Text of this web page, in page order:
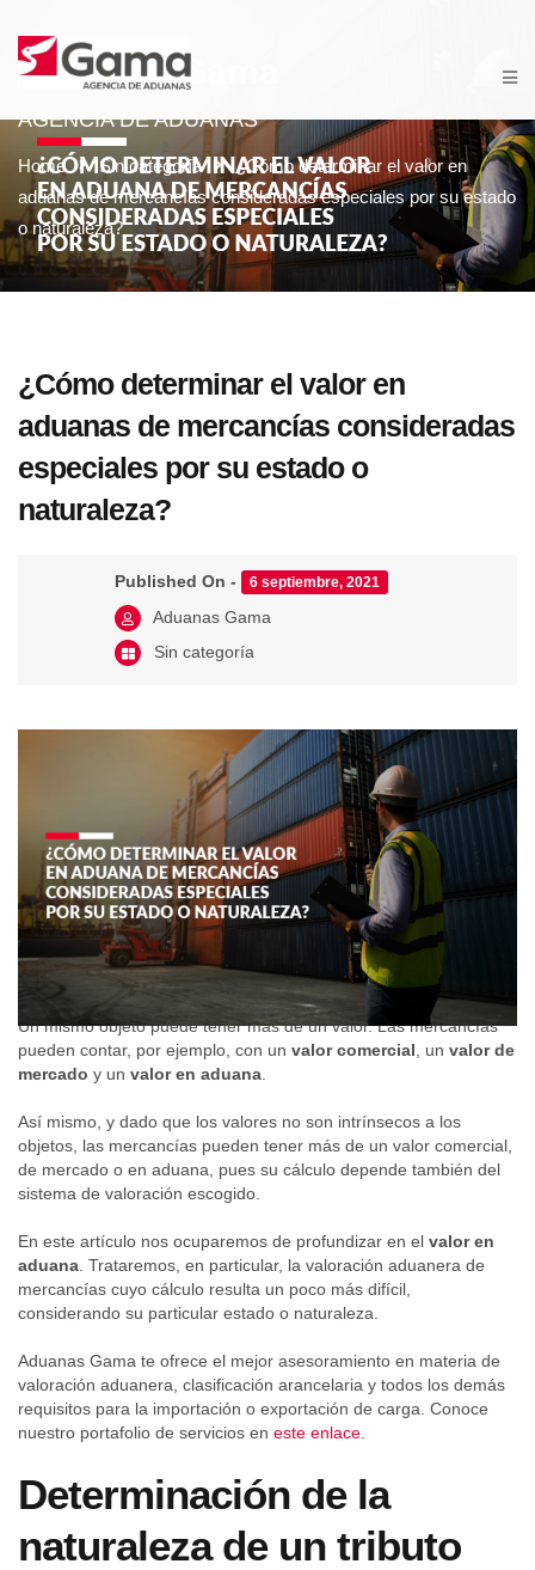
Aduanas Gama
AGENCIA DE ADUANAS
Home Sin categoría
¿Cómo determinar el valor en
aduanas de mercancías consideradas especiales por su estado
o naturaleza?
¿Cómo determinar el valor en
aduanas de mercancías consideradas
especiales por su estado o
naturaleza?
Published On - 6 septiembre, 2021
Aduanas Gama
Sin categoría
Un mismo objeto puede tener más de un valor. Las mercancías
pueden contar, por ejemplo, con un valor comercial , un valor de
mercado y un valor en aduana
Así mismo, y dado que los valores no son intrínsecos a los
objetos, las mercancías pueden tener más de un valor comercial,
de mercado o en aduana, pues su cálculo depende también del
sistema de valoración escogido.
En este artículo nos ocuparemos de profundizar en el valor en
aduana . Trataremos, en particular, la valoración aduanera de
mercancías cuyo cálculo resulta un poco más difícil,
considerando su particular estado o naturaleza.
Aduanas Gama te ofrece el mejor asesoramiento en materia de
valoración aduanera, clasificación arancelaria y todos los demás
requisitos para la importación o exportación de carga. Conoce
nuestro portafolio de servicios en este enlace
Determinación de la
naturaleza de un tributo